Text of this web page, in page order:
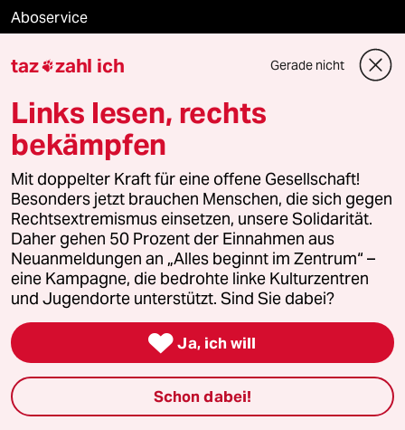
Aboservice
ePaper Login
Downloads für Abonnierende
© 2026 taz Verlags und Vertriebs GmbH
Alle Rechte vorbehalten. Bei rechtlichen Fragen oder für Genehmigungen
wenden Sie sich bitte anlizenzen@taz.de
Feedback Redaktionsstatut Kommune-Richtlinien KI-
Leitlinie Informant Datenschutz Impressum AGB
Seitenwende Einwilligungen widerrufen (Ads)
taz zahl ich Gerade nicht
Links lesen, rechts
bekämpfen
Mit doppelter Kraft für eine offene Gesellschaft!
Besonders jetzt brauchen Menschen, die sich gegen
Rechtsextremismus einsetzen, unsere Solidarität.
Daher gehen 50 Prozent der Einnahmen aus
Neuanmeldungen an „Alles beginnt im Zentrum“ –
eine Kampagne, die bedrohte linke Kulturzentren
und Jugendorte unterstützt. Sind Sie dabei?
 Ja, ich will
Schon dabei!